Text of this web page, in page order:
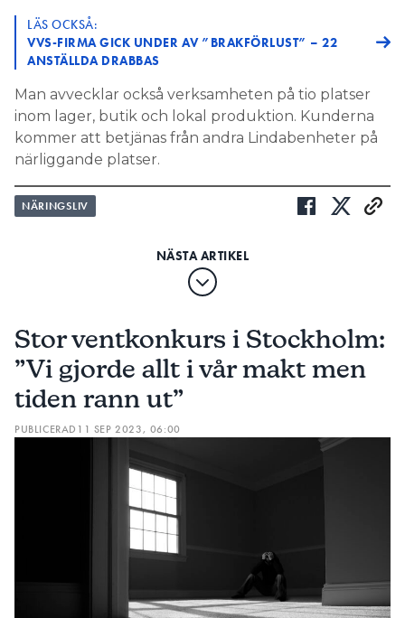
LÄS OCKSÅ:
VVS-FIRMA GICK UNDER AV ”BRAKFÖRLUST” – 22
ANSTÄLLDA DRABBAS
Man avvecklar också verksamheten på tio platser
inom lager, butik och lokal produktion. Kunderna
kommer att betjänas från andra Lindabenheter på
närliggande platser.
NÄRINGSLIV
Stor ventkonkurs i Stockholm:
”Vi gjorde allt i vår makt men
tiden rann ut”
PUBLICERAD 11 SEP 2023, 06:00